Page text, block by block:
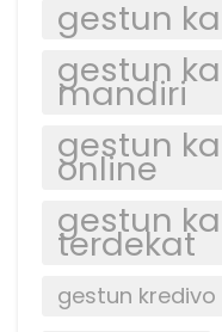
gestun
gestun
mandiri
gestun
online
gestun
terdekat
gestun kredivo